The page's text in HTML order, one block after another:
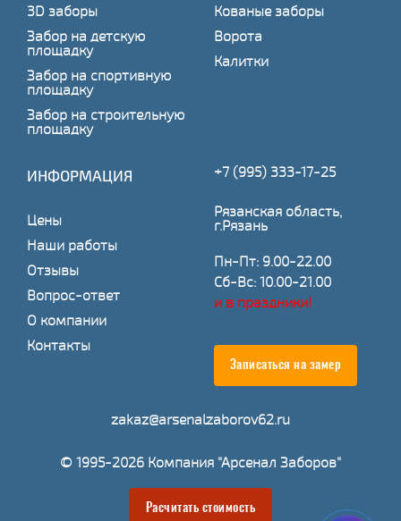
3D заборы
Забор на детскую
площадку
Забор на спортивную
площадку
Забор на строительную
площадку
Кованые заборы
Ворота
Калитки
ИНФОРМАЦИЯ
Цены
Наши работы
Отзывы
Вопрос-ответ
О компании
Контакты
+7 (995) 333-17-25
Рязанская область,
г.Рязань
Пн-Пт: 9.00-22.00
Сб-Вс: 10.00-21.00
и в праздники!
Записаться на замер
zakaz@arsenalzaborov62.ru
© 1995-2026 Компания "Арсенал Заборов"
Расчитать стоимость